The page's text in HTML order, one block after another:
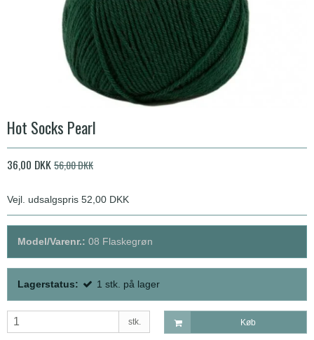
Hot Socks Pearl
36,00 DKK56,00 DKK
Vejl. udsalgspris 52,00 DKK
Model/Varenr.: 08 Flaskegrøn
Lagerstatus: 1 stk. på lager
stk. Køb